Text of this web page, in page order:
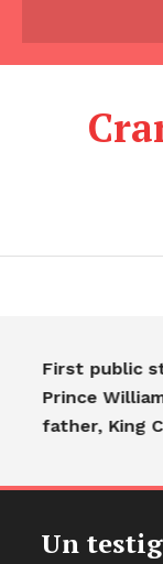
First public
Prince
father, King
Un